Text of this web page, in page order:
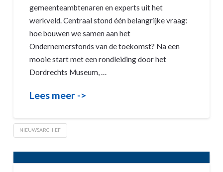
gemeenteambtenaren en experts uit het
werkveld. Centraal stond één belangrijke vraag:
hoe bouwen we samen aan het
Ondernemersfonds van de toekomst? Na een
mooie start met een rondleiding door het
Dordrechts Museum, …
Lees meer ->
NIEUWSARCHIEF